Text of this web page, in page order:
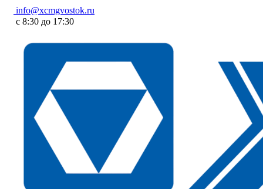
info@xcmgvostok.ru
с 8:30 до 17:30